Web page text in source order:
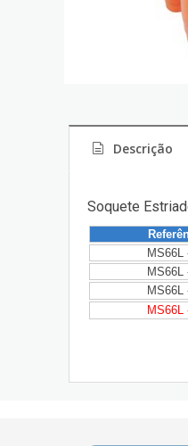
Descrição
Soquete
MS66L
MS66L
MS66L
MS66L